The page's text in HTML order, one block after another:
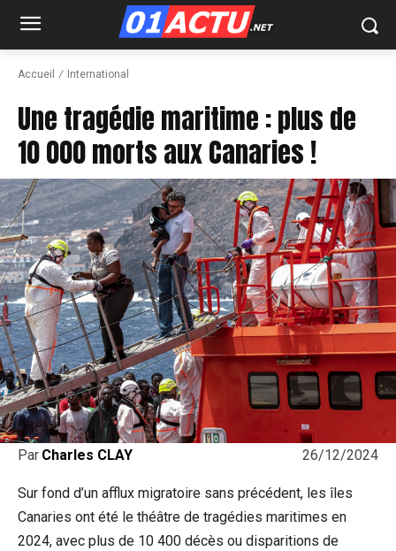
Accueil International
Une tragédie maritime : plus de
10 000 morts aux Canaries !
26/12/2024
Par Charles CLAY
Sur fond d’un afflux migratoire sans précédent, les îles
Canaries ont été le théâtre de tragédies maritimes en
2024, avec plus de 10 400 décès ou disparitions de